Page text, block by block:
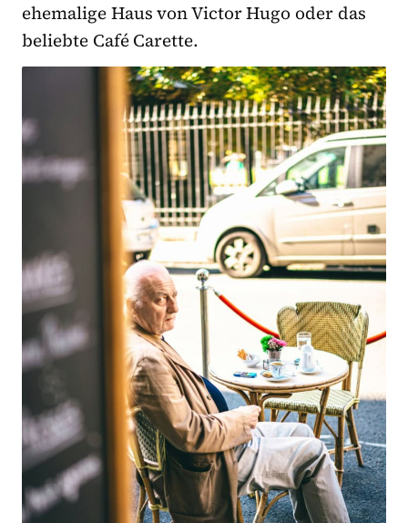
ehemalige Haus von Victor Hugo oder das
beliebte Café Carette.